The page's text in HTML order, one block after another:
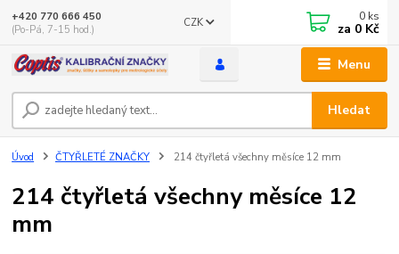
Menu
CZK
Hledat
+420 770 666 450
(Po-Pá, 7-15 hod.)
0 ks
za 0 Kč
Úvod ČTYŘLETÉ ZNAČKY 214 čtyřletá všechny měsíce 12 mm
214 čtyřletá všechny měsíce 12
mm